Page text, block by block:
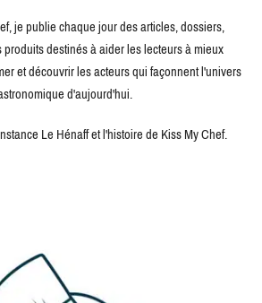
je publie chaque jour des articles, dossiers,
destinés à aider les lecteurs à mieux
et découvrir les acteurs qui façonnent l'univers
d'aujourd'hui.
Le Hénaff et l'histoire de Kiss My Chef.